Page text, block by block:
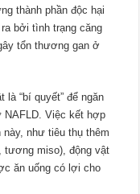
thành phần độc hại
bởi tình trạng căng
tổn thương gan ở
là “bí quyết” để ngăn
NAFLD. Việc kết hợp
này, như tiêu thụ thêm
tương miso), động vật
ăn uống có lợi cho